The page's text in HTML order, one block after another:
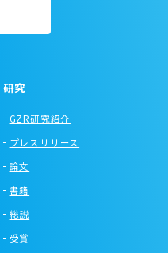
研究
GZR研究紹介
プレスリリース
論文
書籍
総説
受賞